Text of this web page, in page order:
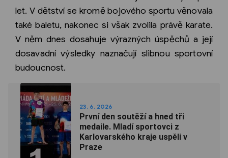
let. V dětství se kromě bojového sportu věnovala
také baletu, nakonec si však zvolila právě karate.
V něm dnes dosahuje výrazných úspěchů a její
dosavadní výsledky naznačují slibnou sportovní
budoucnost.
23. 6. 2026
První den soutěží a hned tři
medaile. Mladí sportovci z
Karlovarského kraje uspěli v
Praze